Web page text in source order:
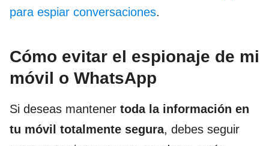
para espiar conversaciones.
Cómo evitar el espionaje de mi
móvil o WhatsApp
Si deseas mantener toda la información en
tu móvil totalmente segura, debes seguir